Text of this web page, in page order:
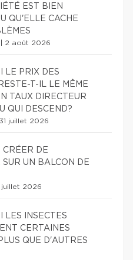
EST BIEN
QU'ELLE CACHE
2 août 2026
LE PRIX DES
T-IL LE MÊME
TAUX DIRECTEUR
QUI DESCEND?
31 juillet 2026
CRÉER DE
SUR UN BALCON DE
juillet 2026
LES INSECTES
CERTAINES
QUE D'AUTRES